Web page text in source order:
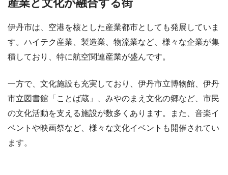
産業と文化が融合する街
伊丹市は、空港を核とした産業都市としても発展していま
す。ハイテク産業、製造業、物流業など、様々な企業が集
積しており、特に航空関連産業が盛んです。
一方で、文化施設も充実しており、伊丹市立博物館、伊丹
市立図書館「ことば蔵」、みやのまえ文化の郷など、市民
の文化活動を支える施設が数多くあります。また、音楽イ
ベントや映画祭など、様々な文化イベントも開催されてい
ます。